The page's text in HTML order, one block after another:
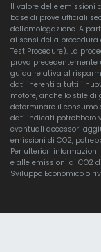
Il valore delle emissioni
base di prove ufficiali
dell'omologazione. A
ai sensi della procedura
Test Procedure). La
prova precedentemente
guida relativa al
dati inerenti a tutti i
motore, anche lo stile
determinare il consumo
dati indicati potrebbero
eventuali accessori
emissioni di CO2,
Per ulteriori
e alle emissioni di CO2
Sviluppo Economico o